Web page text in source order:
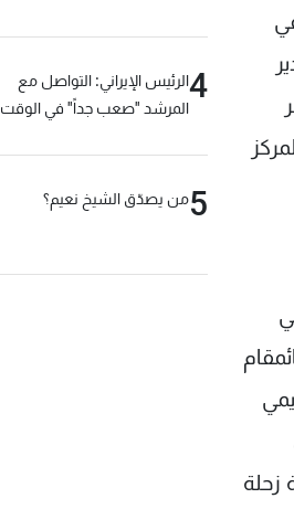
زحلة
4الرئيس الإيراني: التواصل مع
المرشد "صعب جداً" في الوقت
5من يصدّق الشيخ نعيم؟